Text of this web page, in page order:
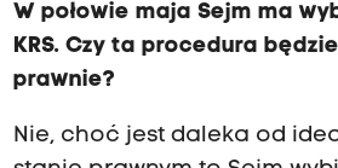
W połowie maja Sejm ma
KRS. Czy ta procedura
prawnie?
Nie, choć jest daleka od